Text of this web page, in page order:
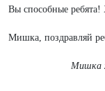
Вы способные
Мишка, поздравляй
Мишка